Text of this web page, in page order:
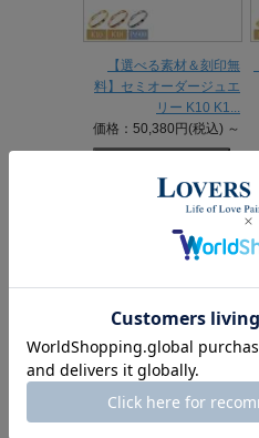
【選べる素材＆刻印無
料】セミオーダージュエ
リー K10 K1...
価格：50,380円(税込) ～
【選べる素材＆刻印無
リー K10 K1...